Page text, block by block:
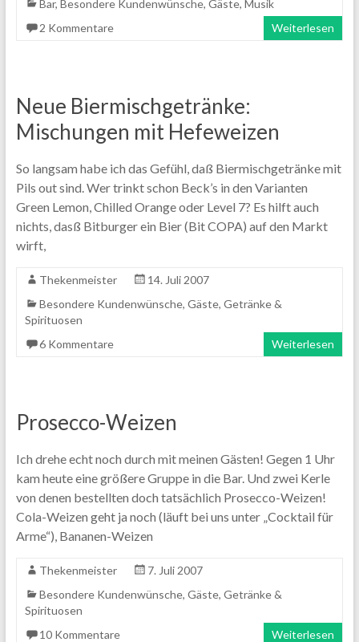
Bar, Besondere Kundenwünsche, Gäste, Musik
2 Kommentare
Weiterlesen
Neue Biermischgetränke:
Mischungen mit Hefeweizen
So langsam habe ich das Gefühl, daß Biermischgetränke mit
Pils out sind. Wer trinkt schon Beck’s in den Varianten
Green Lemon, Chilled Orange oder Level 7? Es hilft auch
nichts, dasß Bitburger ein Bier (Bit COPA) auf den Markt
wirft,
Thekenmeister
14. Juli 2007
Besondere Kundenwünsche, Gäste, Getränke &
Spirituosen
6 Kommentare
Weiterlesen
Prosecco-Weizen
Ich drehe echt noch durch mit meinen Gästen! Gegen 1 Uhr
kam heute eine größere Gruppe in die Bar. Und zwei Kerle
von denen bestellten doch tatsächlich Prosecco-Weizen!
Cola-Weizen geht ja noch (läuft bei uns unter „Cocktail für
Arme“), Bananen-Weizen
Thekenmeister
7. Juli 2007
Besondere Kundenwünsche, Gäste, Getränke &
Spirituosen
10 Kommentare
Weiterlesen